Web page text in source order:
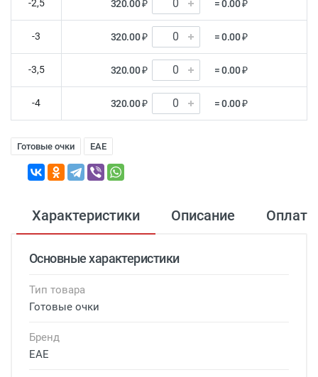
-2,5 320.00 ₽ = 0.00 ₽
-3 320.00 ₽ = 0.00 ₽
-3,5 320.00 ₽ = 0.00 ₽
-4 320.00 ₽ = 0.00 ₽
Готовые очки EAE
Характеристики Описание Оплата
Основные характеристики
Тип товара
Готовые очки
Бренд
EAE